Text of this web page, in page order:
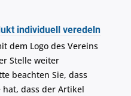
individuell veredeln
dem Logo des Vereins
Stelle weiter
beachten Sie, dass
dass der Artikel